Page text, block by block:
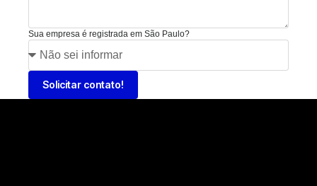
Sua empresa é registrada em São Paulo?
Solicitar contato!